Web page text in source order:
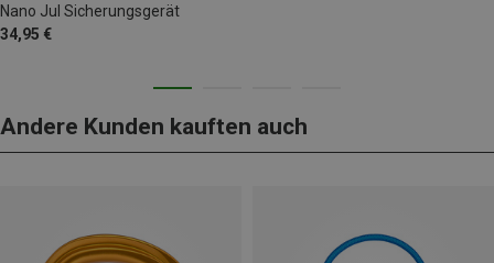
Nano Jul Sicherungsgerät
34,95 €
Andere Kunden kauften auch